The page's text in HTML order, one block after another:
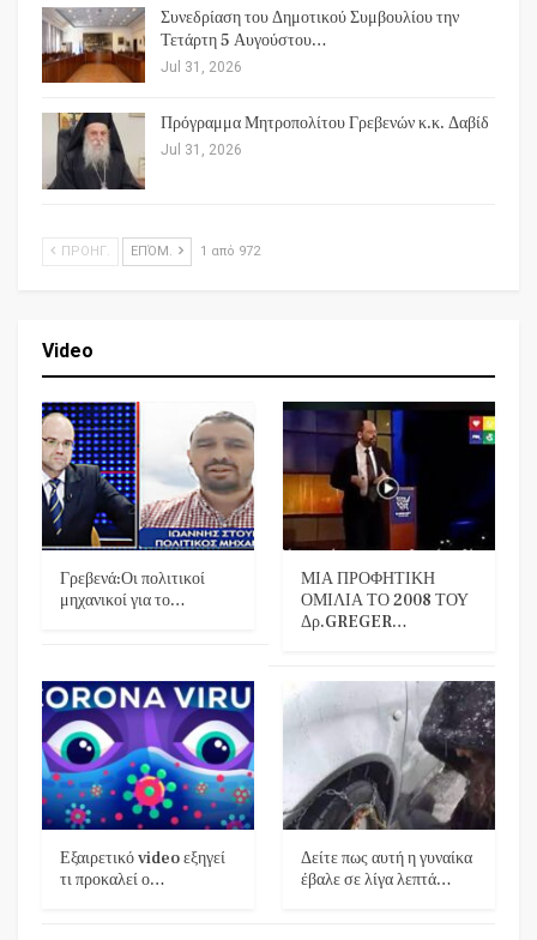
Συνεδρίαση του Δημοτικού Συμβουλίου την
Τετάρτη 5 Αυγούστου…
Jul 31, 2026
Πρόγραμμα Μητροπολίτου Γρεβενών κ.κ. Δαβίδ
Jul 31, 2026
ΠΡΟΗΓ. ΕΠΌΜ. 1 από 972
Video
Γρεβενά:Οι πολιτικοί
μηχανικοί για το…
ΜΙΑ ΠΡΟΦΗΤΙΚΗ
ΟΜΙΛΙΑ ΤΟ 2008 ΤΟΥ
Δρ.GREGER…
Εξαιρετικό video εξηγεί
τι προκαλεί ο…
Δείτε πως αυτή η γυναίκα
έβαλε σε λίγα λεπτά…